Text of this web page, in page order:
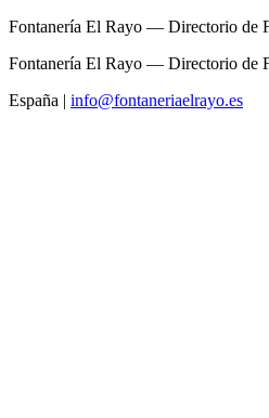
Fontanería El Rayo — Directorio de
Fontanería El Rayo — Directorio de
España | info@fontaneriaelrayo.es